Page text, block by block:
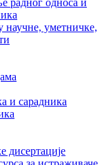
радног односа и
научне, уметничке,
и сарадника
дисертације